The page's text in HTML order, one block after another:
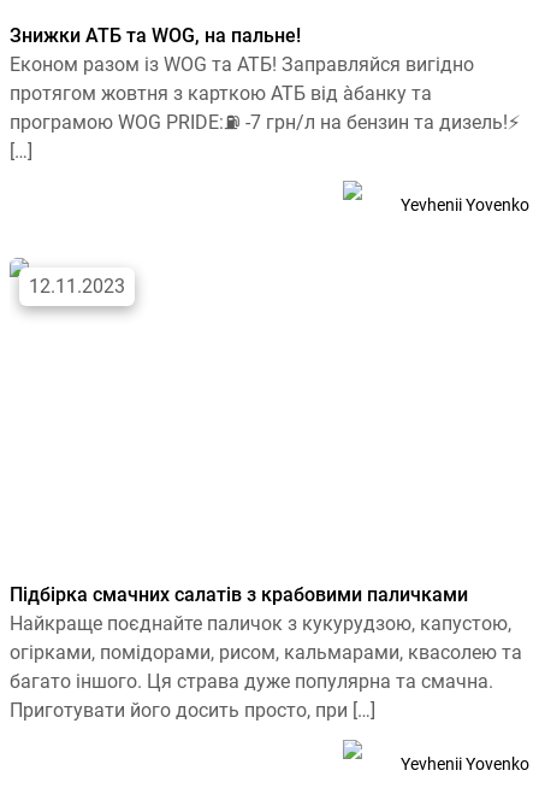
Знижки АТБ та WOG, на пальне!
Економ разом із WOG та АТБ! Заправляйся вигідно
протягом жовтня з карткою АТБ від àбанку та
програмою WOG PRIDE:⛽ -7 грн/л на бензин та дизель!⚡
[…]
Yevhenii Yovenko
12.11.2023
Підбірка смачних салатів з крабовими паличками
Найкраще поєднайте паличок з кукурудзою, капустою,
огірками, помідорами, рисом, кальмарами, квасолею та
багато іншого. Ця страва дуже популярна та смачна.
Приготувати його досить просто, при […]
Yevhenii Yovenko